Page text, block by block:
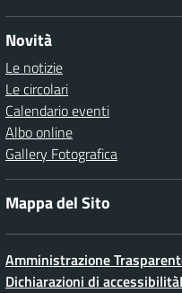
Novità
Le notizie
Le circolari
Calendario eventi
Albo online
Gallery Fotografica
Mappa del Sito
Amministrazione
Dichiarazioni di accessibilità